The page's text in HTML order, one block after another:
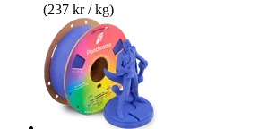
(237 kr / kg)